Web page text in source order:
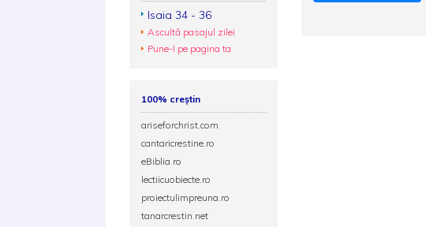
Isaia 34 - 36
Ascultă pasajul zilei
Pune-l pe pagina ta
100% creștin
ariseforchrist.com
cantaricrestine.ro
eBiblia.ro
lectiicuobiecte.ro
proiectulimpreuna.ro
tanarcrestin.net